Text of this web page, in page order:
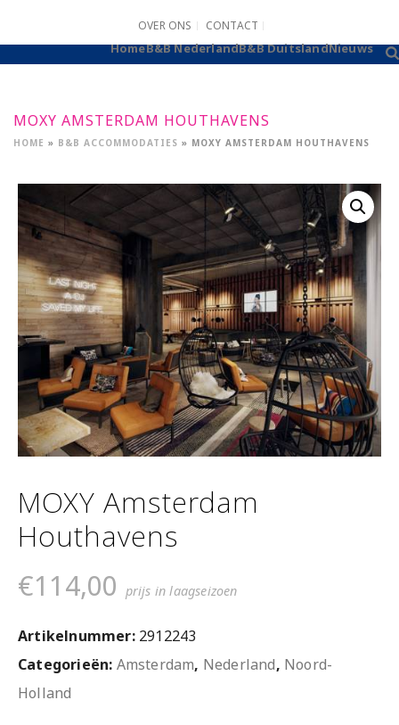
OVER ONS CONTACT
HomeB&B NederlandB&B DuitslandNieuws
MOXY AMSTERDAM HOUTHAVENS
HOME » B&B ACCOMMODATIES » MOXY AMSTERDAM HOUTHAVENS
MOXY Amsterdam
Houthavens
€114,00 prijs in laagseizoen
Artikelnummer: 2912243
Categorieën: Amsterdam, Nederland, Noord-
Holland